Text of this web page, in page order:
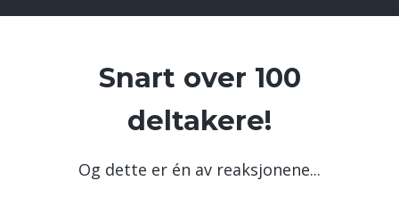
Snart over 100
deltakere!
Og dette er én av reaksjonene...